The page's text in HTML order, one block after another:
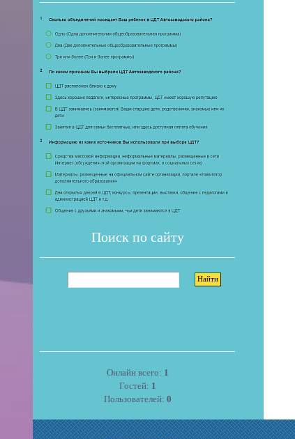
Поиск по сайту
Онлайн всего: 1
Гостей: 1
Пользователей: 0